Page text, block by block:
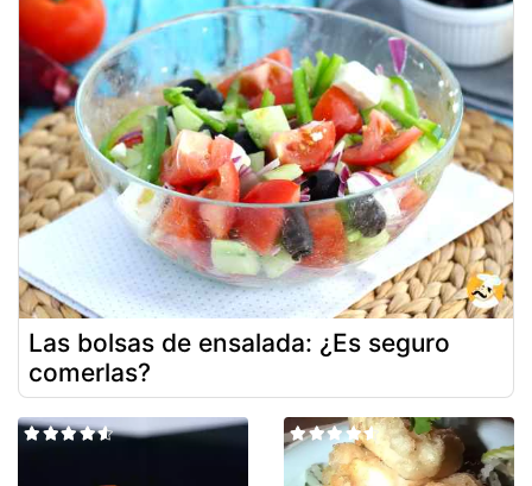
Las bolsas de ensalada: ¿Es seguro
comerlas?